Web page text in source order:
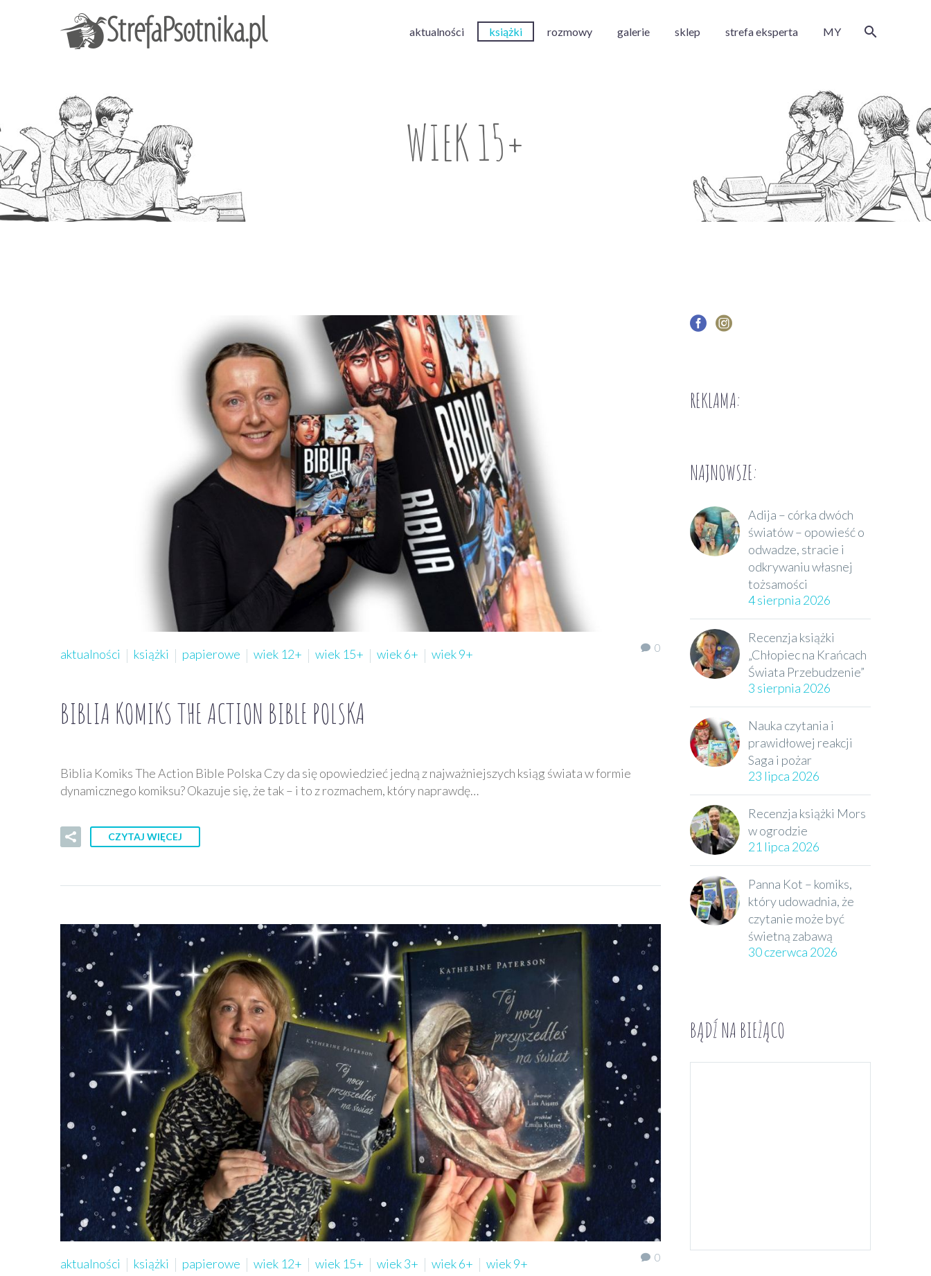
aktualności książki rozmowy galerie sklep strefa eksperta MY
WIEK 15+
0
aktualności książki papierowe wiek 12+ wiek 15+ wiek 6+ wiek 9+
BIBLIA KOMIKS THE ACTION BIBLE POLSKA
Biblia Komiks The Action Bible Polska Czy da się opowiedzieć jedną z najważniejszych ksiąg świata w formie
dynamicznego komiksu? Okazuje się, że tak – i to z rozmachem, który naprawdę…
CZYTAJ WIĘCEJ
0
aktualności książki papierowe wiek 12+ wiek 15+ wiek 3+ wiek 6+ wiek 9+
REKLAMA:
NAJNOWSZE:
Adija – córka dwóch
światów – opowieść o
odwadze, stracie i
odkrywaniu własnej
tożsamości
4 sierpnia 2026
Recenzja książki
„Chłopiec na Krańcach
Świata Przebudzenie”
3 sierpnia 2026
Nauka czytania i
prawidłowej reakcji
Saga i pożar
23 lipca 2026
Recenzja książki Mors
w ogrodzie
21 lipca 2026
Panna Kot – komiks,
który udowadnia, że
czytanie może być
świetną zabawą
30 czerwca 2026
BĄDŹ NA BIEŻĄCO